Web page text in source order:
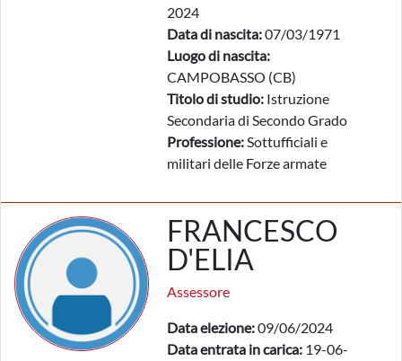
2024
Data di nascita:07/03/1971
Luogo di nascita:
CAMPOBASSO (CB)
Titolo di studio: Istruzione
Secondaria di Secondo Grado
Professione:Sottufficiali e
militari delle Forze armate
FRANCESCO
D'ELIA
Assessore
Data elezione:09/06/2024
Data entrata in carica: 19-06-